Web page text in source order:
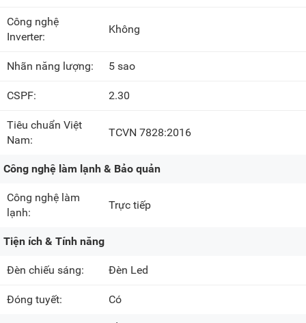
Công nghệ
Inverter:
Không
Nhãn năng lượng: 5 sao
CSPF: 2.30
Tiêu chuẩn Việt
Nam:
TCVN 7828:2016
Công nghệ làm lạnh & Bảo quản
Công nghệ làm
lạnh:
Trực tiếp
Tiện ích & Tính năng
Đèn chiếu sáng: Đèn Led
Đóng tuyết: Có